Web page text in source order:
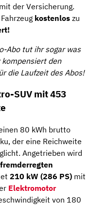
der Versicherung.
kostenlos zu
Abo tut ihr sogar was
kompensiert den
die Laufzeit des Abos!
SUV mit 453
80 kWh brutto
der eine Reichweite
Angetrieben wird
fremderregten
210 kW (286 PS) mit
Elektromotor
von 180